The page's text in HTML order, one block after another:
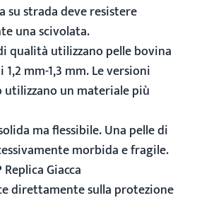
su strada deve resistere
una scivolata.
qualità utilizzano pelle bovina
mm-1,3 mm. Le versioni
utilizzano un materiale più
ma flessibile. Una pelle di
morbida e fragile.
Giacca
direttamente sulla protezione